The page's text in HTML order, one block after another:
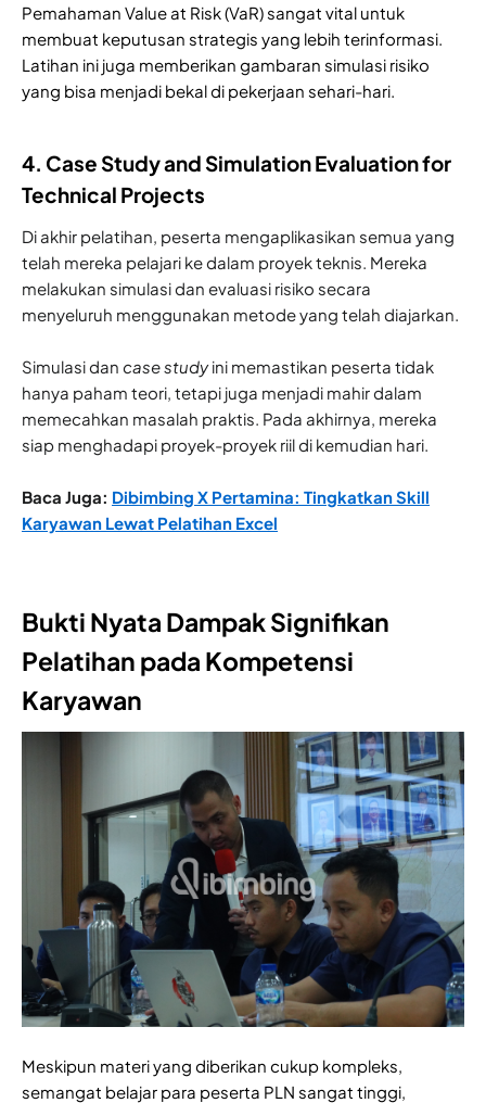
Pemahaman Value at Risk (VaR) sangat vital untuk
membuat keputusan strategis yang lebih terinformasi.
Latihan ini juga memberikan gambaran simulasi risiko
yang bisa menjadi bekal di pekerjaan sehari-hari.
4. Case Study and Simulation Evaluation for
Technical Projects
Di akhir pelatihan, peserta mengaplikasikan semua yang
telah mereka pelajari ke dalam proyek teknis. Mereka
melakukan simulasi dan evaluasi risiko secara
menyeluruh menggunakan metode yang telah diajarkan.
Simulasi dan case studyini memastikan peserta tidak
hanya paham teori, tetapi juga menjadi mahir dalam
memecahkan masalah praktis. Pada akhirnya, mereka
siap menghadapi proyek-proyek riil di kemudian hari.
Baca Juga: Dibimbing X Pertamina: Tingkatkan Skill
Karyawan Lewat Pelatihan Excel
Bukti Nyata Dampak Signifikan
Pelatihan pada Kompetensi
Karyawan
Meskipun materi yang diberikan cukup kompleks,
semangat belajar para peserta PLN sangat tinggi,